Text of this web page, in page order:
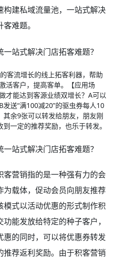
构建私域流量池，一站式解决
难题。
客流增长的线上拓客利器，帮助
活客户，提高客单。【应用场
才能达到客源业绩双增长？A可以
送“满100减20”的驱虫券每人10
余9张可以转发给朋友，朋友刚
一定的推荐奖励，也乐于转发。
客营销指的是一种强有力的会
为载体，促动会员向朋友推荐
式以活动优惠的形式制作积
能发放给特定的种子客户，
的同时，可以将优惠券转发
荐返利奖励。由于积客营销